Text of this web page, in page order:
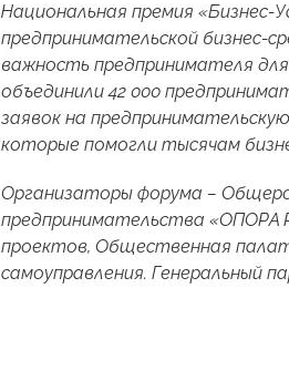
Национальная премия «Бизнес-
предпринимательской бизнес-
важность предпринимателя
объединили 42 000
заявок на
которые помогли тысячам
Организаторы форума –
предпринимательства «ОПОРА
проектов, Общественная
самоуправления. Генеральный